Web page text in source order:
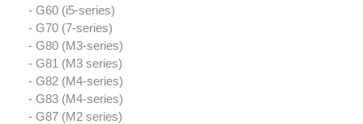
- G60 (i5-series)
- G70 (7-series)
- G80 (M3-series)
- G81 (M3 series)
- G82 (M4-series)
- G83 (M4-series)
- G87 (M2 series)